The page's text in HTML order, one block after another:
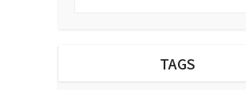
TAGS